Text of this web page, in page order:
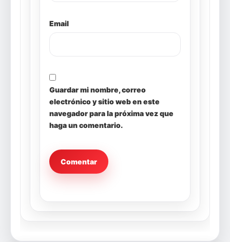
Email
Guardar mi nombre, correo
electrónico y sitio web en este
navegador para la próxima vez que
haga un comentario.